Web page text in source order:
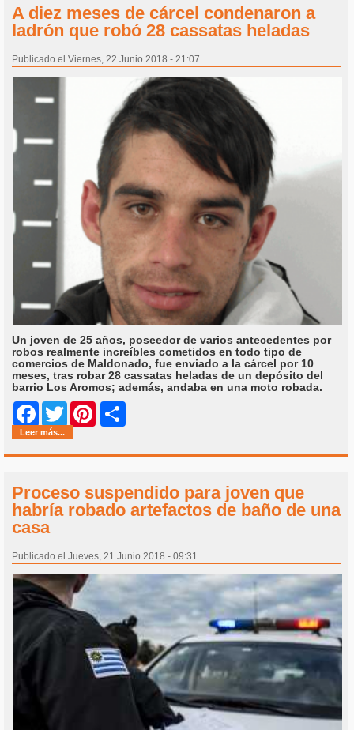
A diez meses de cárcel condenaron a
ladrón que robó 28 cassatas heladas
Publicado el Viernes, 22 Junio 2018 - 21:07
Un joven de 25 años, poseedor de varios antecedentes por
robos realmente increíbles cometidos en todo tipo de
comercios de Maldonado, fue enviado a la cárcel por 10
meses, tras robar 28 cassatas heladas de un depósito del
barrio Los Aromos; además, andaba en una moto robada.
Facebook
Twitter Pinterest
Leer más...
Proceso suspendido para joven que
habría robado artefactos de baño de una
casa
Publicado el Jueves, 21 Junio 2018 - 09:31